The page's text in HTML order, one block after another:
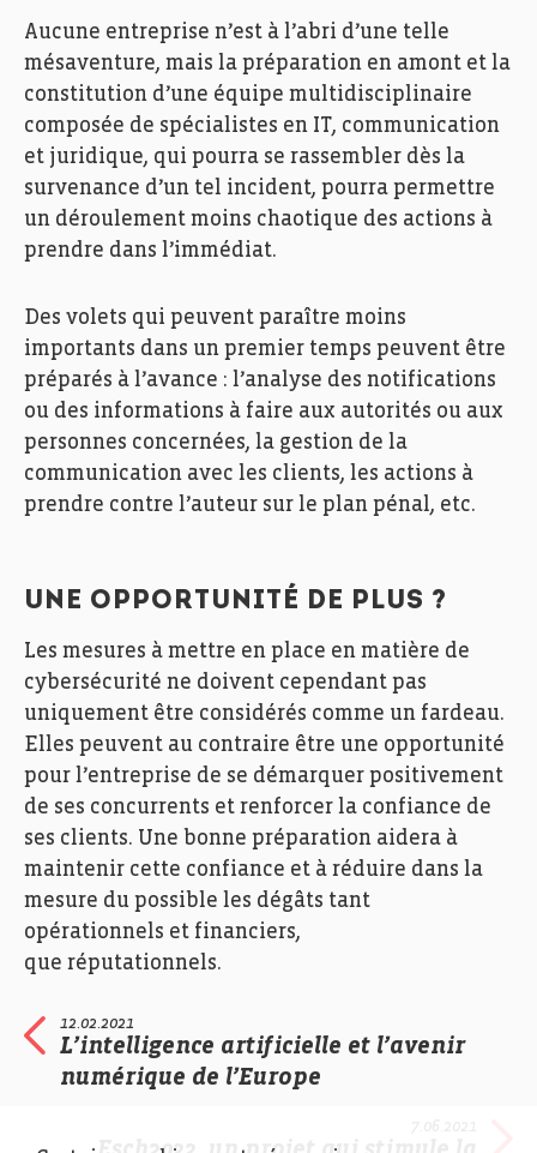
Aucune entreprise n’est à l’abri d’une telle
mésaventure, mais la préparation en amont et la
constitution d’une équipe multidisciplinaire
composée de spécialistes en IT, communication
et juridique, qui pourra se rassembler dès la
survenance d’un tel incident, pourra permettre
un déroulement moins chaotique des actions à
prendre dans l’immédiat.
Des volets qui peuvent paraître moins
importants dans un premier temps peuvent être
préparés à l’avance : l’analyse des notifications
ou des informations à faire aux autorités ou aux
personnes concernées, la gestion de la
communication avec les clients, les actions à
prendre contre l’auteur sur le plan pénal, etc.
UNE OPPORTUNITÉ DE PLUS ?
Les mesures à mettre en place en matière de
cybersécurité ne doivent cependant pas
uniquement être considérés comme un fardeau.
Elles peuvent au contraire être une opportunité
pour l’entreprise de se démarquer positivement
de ses concurrents et renforcer la confiance de
ses clients. Une bonne préparation aidera à
maintenir cette confiance et à réduire dans la
mesure du possible les dégâts tant
opérationnels et financiers,
que réputationnels.
12.02.2021
L’intelligence artificielle et l’avenir
numérique de l’Europe